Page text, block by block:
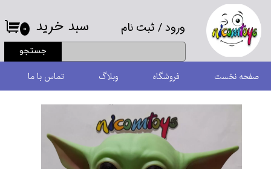
ورود/ ثبت نام
حساب کاربری من
تغییر گذر واژه
سفارشات
خروج از حساب کاربری
جستجو
۰ سبد خرید
صفحه نخست فروشگاه وبلاگ تماس با ما